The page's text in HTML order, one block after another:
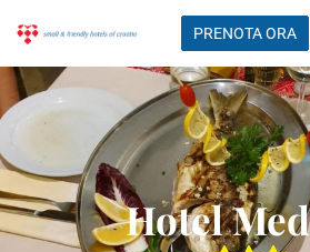
PRENOTA ORA
Hotel